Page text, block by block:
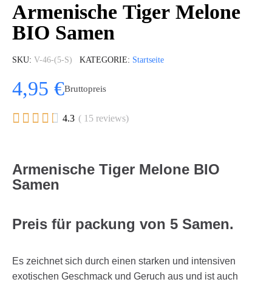
Armenische Tiger Melone
BIO Samen
SKU V-46-(5-S) KATEGORIE Startseite
4,95 €Bruttopreis
     4.3 ( 15 reviews)
Armenische Tiger Melone BIO
Samen
Preis für packung von 5 Samen.
Es zeichnet sich durch einen starken und intensiven
exotischen Geschmack und Geruch aus und ist auch